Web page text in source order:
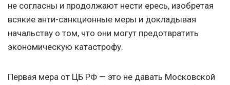
не согласны и продолжают нести ересь, изобретая
всякие анти-санкционные меры и докладывая
начальству о том, что они могут предотвратить
экономическую катастрофу.
Первая мера от ЦБ РФ — это не давать Московской